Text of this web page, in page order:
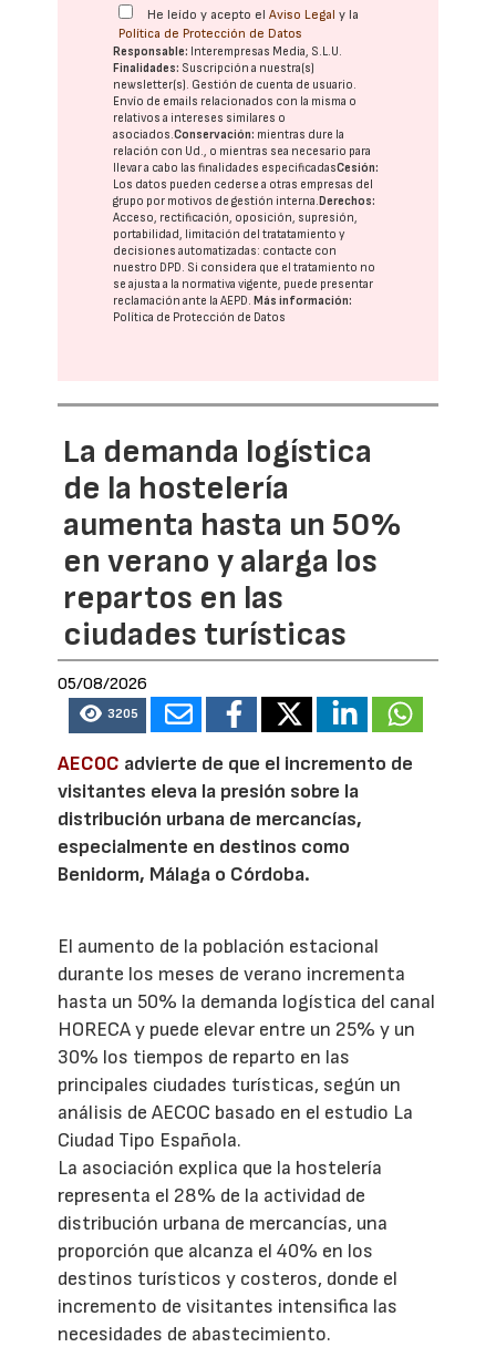
He leído y acepto elAviso Legal y la
Política de Protección de Datos
Responsable: Interempresas Media, S.L.U.
Finalidades: Suscripción a nuestra(s)
newsletter(s). Gestión de cuenta de usuario.
Envío de emails relacionados con la misma o
relativos a intereses similares o
asociados.Conservación: mientras dure la
relación con Ud., o mientras sea necesario para
llevar a cabo las finalidades especificadasCesión:
Los datos pueden cederse a otras empresas del
grupo por motivos de gestión interna.Derechos:
Acceso, rectificación, oposición, supresión,
portabilidad, limitación del tratatamiento y
decisiones automatizadas: contacte con
nuestro DPD. Si considera que el tratamiento no
se ajusta a la normativa vigente, puede presentar
reclamación ante laAEPD.Más información:
Política de Protección de Datos
La demanda logística
de la hostelería
aumenta hasta un 50%
en verano y alarga los
repartos en las
ciudades turísticas
05/08/2026
3205
AECOC advierte de que el incremento de
visitantes eleva la presión sobre la
distribución urbana de mercancías,
especialmente en destinos como
Benidorm, Málaga o Córdoba.
El aumento de la población estacional
durante los meses de verano incrementa
hasta un 50% la demanda logística del canal
HORECA y puede elevar entre un 25% y un
30% los tiempos de reparto en las
principales ciudades turísticas, según un
análisis de AECOC basado en el estudio La
Ciudad Tipo Española.
La asociación explica que la hostelería
representa el 28% de la actividad de
distribución urbana de mercancías, una
proporción que alcanza el 40% en los
destinos turísticos y costeros, donde el
incremento de visitantes intensifica las
necesidades de abastecimiento.